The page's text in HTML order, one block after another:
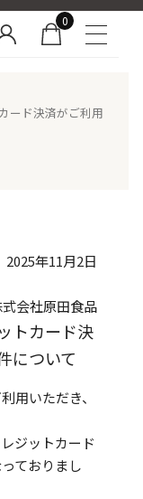
0
ード決済がご利用
2025年11月2日
会社原田食品
トカード決
について
用いただき、
ジットカード
ておりまし